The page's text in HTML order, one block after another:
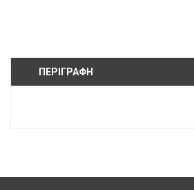
ΠΕΡΙΓΡΑΦΉ